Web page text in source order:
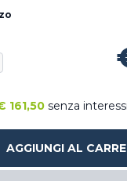
161,50 senza interessi
AGGIUNGI AL